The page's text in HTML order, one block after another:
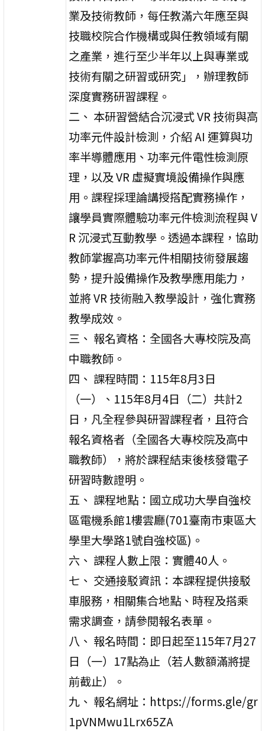
業及技術教師，每任教滿六年應至與
技職校院合作機構或與任教領域有關
之產業，進行至少半年以上與專業或
技術有關之研習或研究」，辦理教師
深度實務研習課程。
二、 本研習營結合沉浸式 VR 技術與高
功率元件設計檢測，介紹 AI 運算與功
率半導體應用、功率元件電性檢測原
理，以及 VR 虛擬實境設備操作與應
用。課程採理論講授搭配實務操作，
讓學員實際體驗功率元件檢測流程與 V
R 沉浸式互動教學。透過本課程，協助
教師掌握高功率元件相關技術發展趨
勢，提升設備操作及教學應用能力，
並將 VR 技術融入教學設計，強化實務
教學成效。
三、 報名資格：全國各大專校院及高
中職教師。
四、 課程時間：115年8月3日
（一）、115年8月4日（二）共計2
日，凡全程參與研習課程者，且符合
報名資格者（全國各大專校院及高中
職教師），將於課程結束後核發電子
研習時數證明。
五、 課程地點：國立成功大學自強校
區電機系館1樓雲廳(701臺南市東區大
學里大學路1號自強校區)。
六、 課程人數上限：實體40人。
七、 交通接駁資訊：本課程提供接駁
車服務，相關集合地點、時程及搭乘
需求調查，請參閱報名表單。
八、 報名時間：即日起至115年7月27
日（一）17點為止（若人數額滿將提
前截止）。
九、 報名網址：https://forms.gle/gr
1pVNMwu1Lrx65ZA